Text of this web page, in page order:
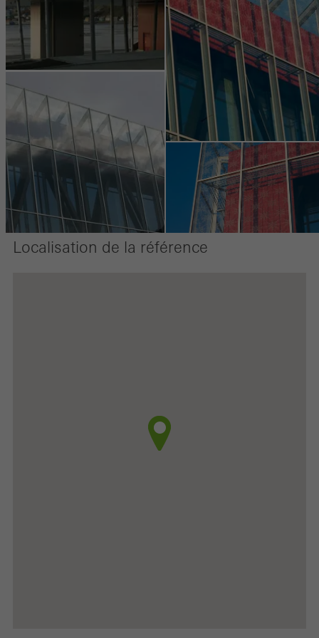
Localisation de la référence
´expérience de l´utilisateur. Ils recueillent des informations sur l
´utilisation du site web, le nombre de visites, le temps moyen
passé sur le site, les pages consultées.
Marketing / Cookies de tiers
Les cookies marketing sont utilisés par des tiers pour afficher des
publicités personnalisées et attrayantes pour les utilisateurs
individuels. Pour ce faire, ils suivent les visiteurs sur les sites web.
Cela implique également l´utilisation de services de tiers qui sont
responsables de la fourniture de leurs propres services.